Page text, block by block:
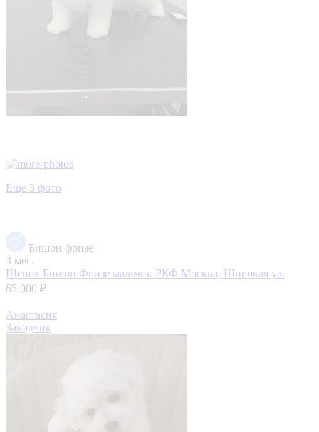
Еще 3 фото
Бишон фризе
3 мес.
Щенок Бишон Фризе мальчик РКФ Москва, Широкая ул.
65 000 ₽
Анастасия
Заводчик